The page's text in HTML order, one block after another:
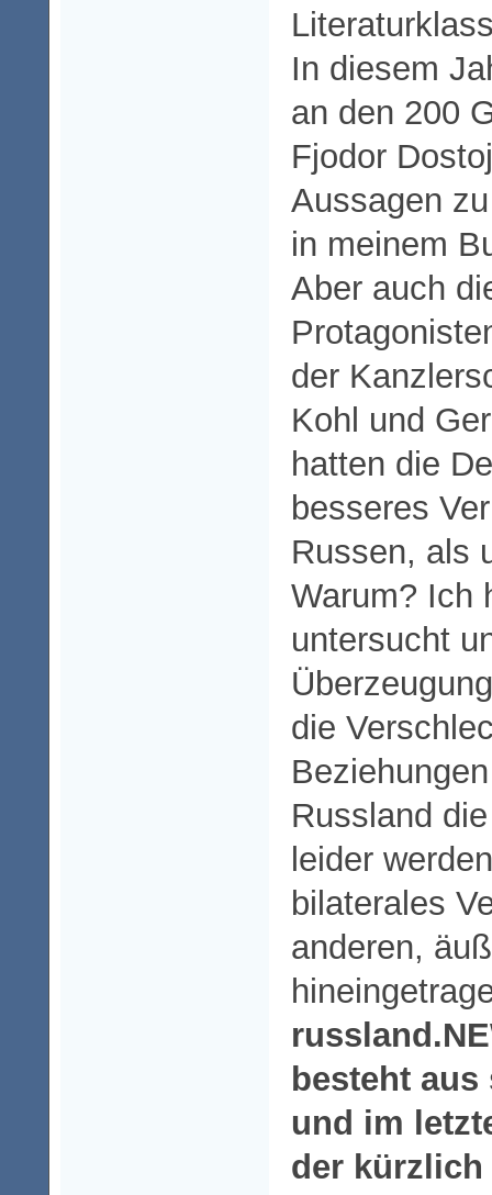
In diesem
an den 200
Fjodor
Aussagen
in meinem
Aber auch
der
Kohl und
hatten die
besseres
Russen, als
Warum? Ich
untersucht
die
Russland
leider
bilaterales
anderen,
besteht
und im
der